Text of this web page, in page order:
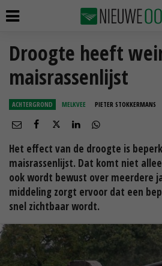
Droogte heeft
maisrassenlijst
ACHTERGROND MELKVEE PIETER STOKKERMANS
Het effect van de droogte is
maisrassenlijst. Dat komt niet
ook wordt bewust over meerdere
middeling zorgt ervoor dat een
snel zichtbaar wordt.